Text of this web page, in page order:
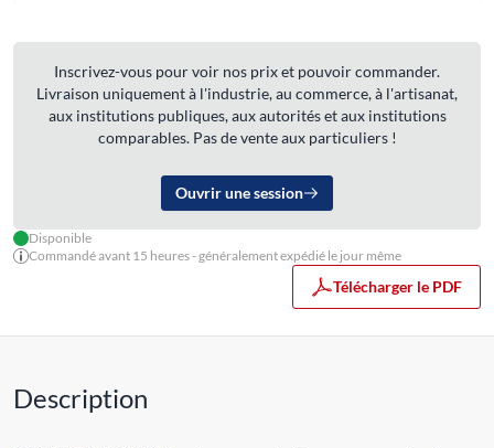
Inscrivez-vous pour voir nos prix et pouvoir commander.
Livraison uniquement à l'industrie, au commerce, à l'artisanat,
aux institutions publiques, aux autorités et aux institutions
comparables. Pas de vente aux particuliers !
Ouvrir une session
Disponible
Commandé avant 15 heures - généralement expédié le jour même
Télécharger le PDF
Description